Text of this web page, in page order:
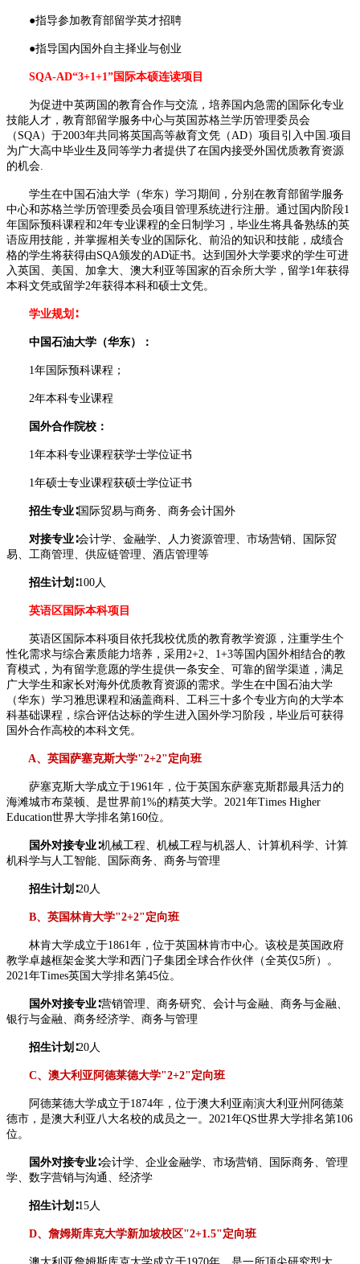
●指导参加教育部留学英才招聘
●指导国内国外自主择业与创业
SQA-AD“3+1+1”国际本硕连读项目
为促进中英两国的教育合作与交流，培养国内急需的国际化专业
技能人才，教育部留学服务中心与英国苏格兰学历管理委员会
（SQA）于2003年共同将英国高等赦育文凭（AD）项目引入中国.项目
为广大高中毕业生及同等学力者提供了在国内接受外国优质教育资源
的机会.
学生在中国石油大学（华东）学习期间，分别在教育部留学服务
中心和苏格兰学历管理委员会项目管理系统进行注册。通过国内阶段1
年国际预科课程和2年专业课程的全日制学习，毕业生将具备熟练的英
语应用技能，并掌握相关专业的国际化、前沿的知识和技能，成绩合
格的学生将获得由SQA颁发的AD证书。达到国外大学要求的学生可进
入英国、美国、加拿大、澳大利亚等国家的百余所大学，留学1年获得
本科文凭或留学2年获得本科和硕士文凭。
学业规划∶
中国石油大学（华东）：
1年国际预科课程；
2年本科专业课程
国外合作院校：
1年本科专业课程获学士学位证书
1年硕士专业课程获硕士学位证书
招生专业∶国际贸易与商务、商务会计国外
对接专业∶会计学、金融学、人力资源管理、市场营销、国际贸
易、工商管理、供应链管理、酒店管理等
招生计划∶100人
英语区国际本科项目
英语区国际本科项目依托我校优质的教育教学资源，注重学生个
性化需求与综合素质能力培养，采用2+2、1+3等国内国外相结合的教
育模式，为有留学意愿的学生提供一条安全、可靠的留学渠道，满足
广大学生和家长对海外优质教育资源的需求。学生在中国石油大学
（华东）学习雅思课程和涵盖商科、工科三十多个专业方向的大学本
科基础课程，综合评估达标的学生进入国外学习阶段，毕业后可获得
国外合作高校的本科文凭。
A、英国萨塞克斯大学"2+2"定向班
萨塞克斯大学成立于1961年，位于英国东萨塞克斯郡最具活力的
海滩城市布菜顿、是世界前1%的精英大学。2021年Times Higher
Education世界大学排名第160位。
国外对接专业∶机械工程、机械工程与机器人、计算机科学、计算
机科学与人工智能、国际商务、商务与管理
招生计划∶20人
B、英国林肯大学"2+2"定向班
林肯大学成立于1861年，位于英国林肯市中心。该校是英国政府
教学卓越框架金奖大学和西门子集团全球合作伙伴（全英仅5所）。
2021年Times英国大学排名第45位。
国外对接专业∶营销管理、商务研究、会计与金融、商务与金融、
银行与金融、商务经济学、商务与管理
招生计划∶20人
C、澳大利亚阿德莱德大学"2+2"定向班
阿德莱德大学成立于1874年，位于澳大利亚南演大利亚州阿德菜
德市，是澳大利亚八大名校的成员之一。2021年QS世界大学排名第106
位。
国外对接专业∶会计学、企业金融学、市场营销、国际商务、管理
学、数字营销与沟通、经济学
招生计划∶15人
D、詹姆斯库克大学新加坡校区"2+1.5"定向班